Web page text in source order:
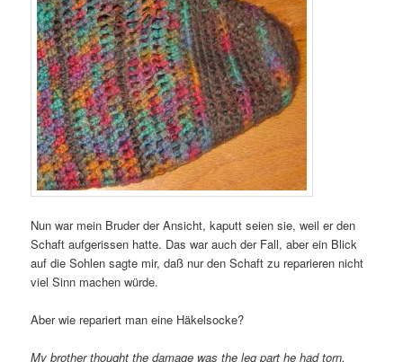
Nun war mein Bruder der Ansicht, kaputt seien sie, weil er den
Schaft aufgerissen hatte. Das war auch der Fall, aber ein Blick
auf die Sohlen sagte mir, daß nur den Schaft zu reparieren nicht
viel Sinn machen würde.
Aber wie repariert man eine Häkelsocke?
My brother thought the damage was the leg part he had torn.